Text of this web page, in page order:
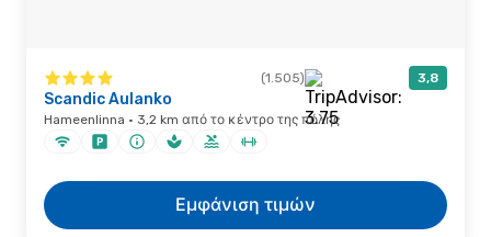
(1.505) 3,8
Scandic Aulanko
Hameenlinna · 3,2 km από το κέντρο της πόλης
Εμφάνιση τιμών